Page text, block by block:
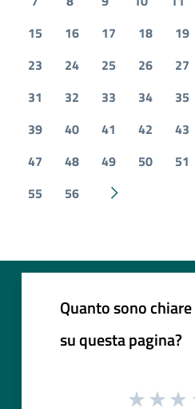
15
16 17 18 19
23
24 25 26 27
31
32 33 34 35
39
40 41 42 43
47
48 49 50 51
55
56 Pagina
Quanto sono
su questa pagina?